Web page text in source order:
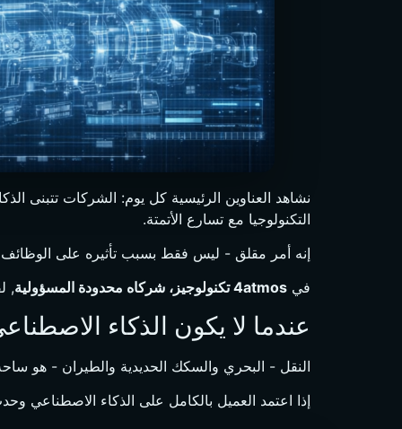
نشاهد العناوين الرئيسية كل يوم: الشركات تتبنى الذكاء
التكنولوجيا مع تسارع الأتمتة.
إنه أمر مقلق - ليس فقط بسبب تأثيره على
في 4atmos تكنولوجيز، شركاه محدودة المسؤولية ,
عندما لا يكون الذكاء
النقل - البحري والسكك الحديدية والطيران - هو ساحة
إذا اعتمد العميل بالكامل على الذكاء